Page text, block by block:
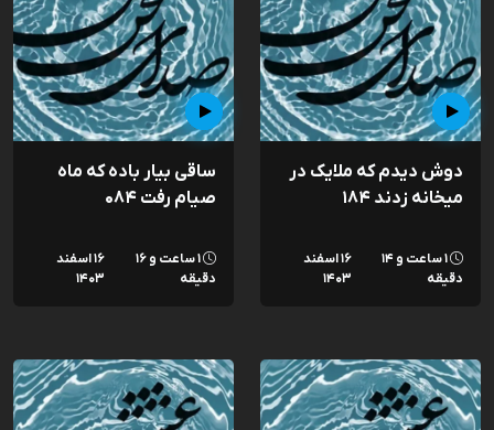
دوش دیدم که ملایک در
میخانه زدند ۱۸۴
۱ ساعت و ۱۴
دقیقه
۱۶ اسفند
۱۴۰۳
ساقی بیار باده که ماه
صیام رفت ۰۸۴
۱ ساعت و ۱۶
دقیقه
۱۶ اسفند
۱۴۰۳